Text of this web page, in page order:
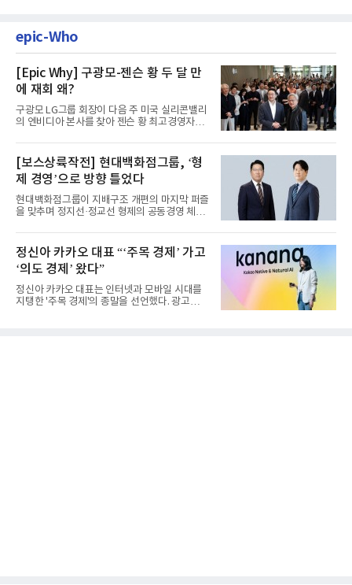
epic-Who
[Epic Why] 구광모-젠슨 황 두 달 만
에 재회 왜?
구광모 LG그룹 회장이 다음 주 미국 실리콘밸리
의 엔비디아 본사를 찾아 젠슨 황 최고경영자
[보스상륙작전] 현대백화점그룹, ‘형
제 경영’으로 방향 틀었다
현대백화점그룹이 지배구조 개편의 마지막 퍼즐
을 맞추며 정지선·정교선 형제의 공동경영 체제
정신아 카카오 대표 “‘주목 경제’ 가고
‘의도 경제’ 왔다”
정신아 카카오 대표는 인터넷과 모바일 시대를
지탱한 '주목 경제'의 종말을 선언했다. 광고를